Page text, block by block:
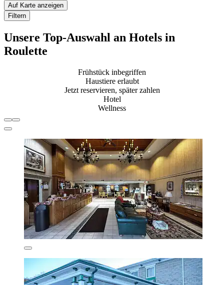
Auf Karte anzeigen
Filtern
Unsere Top-Auswahl an Hotels in
Roulette
Frühstück inbegriffen
Haustiere erlaubt
Jetzt reservieren, später zahlen
Hotel
Wellness